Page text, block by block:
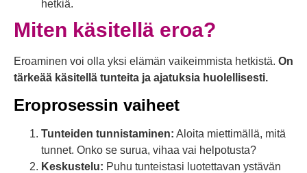
hetkiä.
Miten käsitellä eroa?
Eroaminen voi olla yksi elämän vaikeimmista hetkistä. On
tärkeää käsitellä tunteita ja ajatuksia huolellisesti.
Eroprosessin vaiheet
Tunteiden tunnistaminen: Aloita miettimällä, mitä
tunnet. Onko se surua, vihaa vai helpotusta?
Keskustelu: Puhu tunteistasi luotettavan ystävän